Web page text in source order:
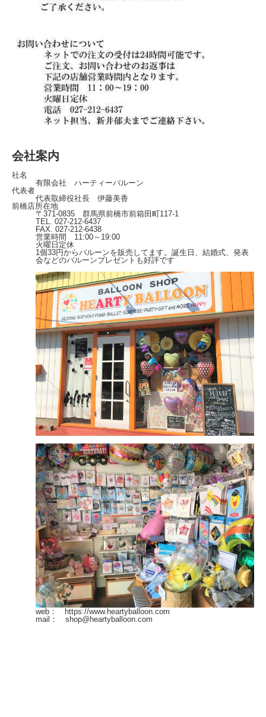
会社案内
社名
有限会社 ハーティーバルーン
代表者
代表取締役社長 伊藤美香
前橋店所在地
〒371-0835 群馬県前橋市前箱田町117-1
TEL. 027-212-6437
FAX. 027-212-6438
営業時間 11:00～19:00
火曜日定休
1個33円からバルーンを販売してます。誕生日、結婚式、発表
会などのバルーンプレゼントも好評です
web： https://www.heartyballoon.com
mail： shop@heartyballoon.com